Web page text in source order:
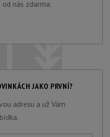
nás zdarma.
JAKO PRVNÍ?
adresu a už Vám